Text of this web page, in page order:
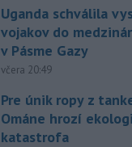
Uganda schválila
vojakov do
v Pásme Gazy
včera 20:49
Pre únik ropy z
Ománe hrozí
katastrofa